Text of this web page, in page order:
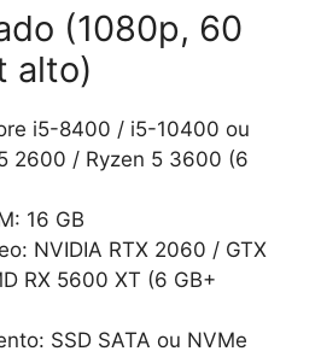
(1080p, 60
alto)
i5-8400 / i5-10400 ou
2600 / Ryzen 5 3600 (6
16 GB
NVIDIA RTX 2060 / GTX
RX 5600 XT (6 GB+
SSD SATA ou NVMe